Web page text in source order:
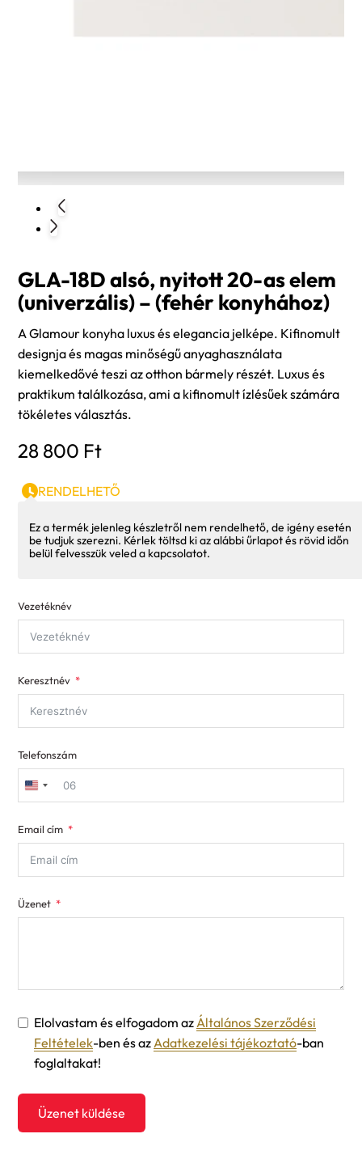
GLA-18D alsó, nyitott 20-as elem
(univerzális) – (fehér konyhához)
A Glamour konyha luxus és elegancia jelképe. Kifinomult
designja és magas minőségű anyaghasználata
kiemelkedővé teszi az otthon bármely részét. Luxus és
praktikum találkozása, ami a kifinomult ízlésűek számára
tökéletes választás.
28 800 Ft
RENDELHETŐ
Ez a termék jelenleg készletről nem rendelhető, de igény esetén
be tudjuk szerezni. Kérlek töltsd ki az alábbi űrlapot és rövid időn
belül felvesszük veled a kapcsolatot.
Vezetéknév
Keresztnév
Telefonszám
United
+1
Email cím
Üzenet
Elolvastam és elfogadom azÁltalános Szerződési
Feltételek-ben és azAdatkezelési tájékoztató-ban
foglaltakat!
Üzenet küldése